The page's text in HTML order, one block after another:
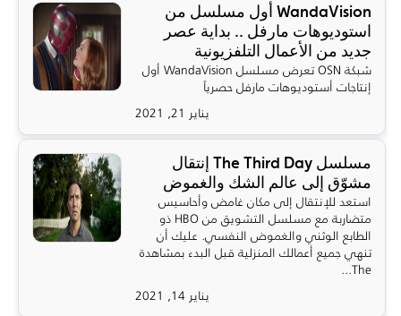
WandaVision أول مسلسل من
استوديوهات مارفل .. بداية عصر
جديد من الأعمال التلفزيونية
شبكة OSN تعرض مسلسل WandaVision أول
إنتاجات أستوديوهات مارفل حصرياً
يناير 21, 2021
مسلسل The Third Day إنتقال
مشوّق إلى عالم الشك والغموض
استعد للإنتقال إلى مكان غامض وأحاسيس
متضاربة مع مسلسل التشويق من HBO ذو
الطابع الوثني والغموض النفسي. عليك أن
تنهي جميع أعمالك المنزلية قبل البدء بمشاهدة
The...
يناير 14, 2021